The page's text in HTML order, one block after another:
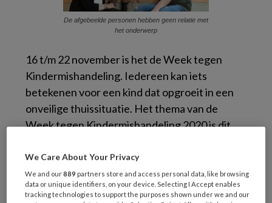
De afgebeelde personen hebben geen relatie met
het onderwerp
16 t/m 22 november is het de Week tegen
Kindermishandeling. Iedereen kan iets
betekenen voor een kind dat opgroeit in een
onveilige thuissituatie. Het thema van de
Week tegen Kindermishandeling 2020 is dit
In deWeek tegen Kindermishandeling wordt
onder meer aandacht gevraagd voor het
We Care About Your Privacy
We and our889 partners store and access personal data, like browsing
data or unique identifiers, on your device. Selecting I Accept enables
tracking technologies to support the purposes shown under we and our